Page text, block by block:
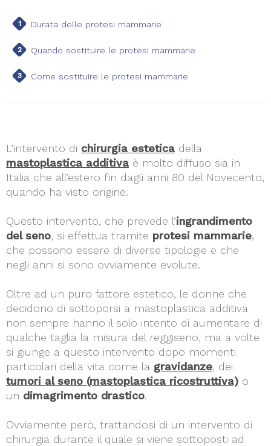
Durata delle protesi mammarie
Quando sostituire le protesi mammarie
Come sostituire le protesi mammarie
L’intervento di chirurgia estetica della
mastoplastica additiva è molto diffuso sia in
Italia che all’estero fin dagli anni 80 del Novecento,
quando ha visto origine.
Questo intervento, che prevede l’ingrandimento
del seno, si effettua tramite protesi mammarie,
che possono essere di diverse tipologie e che
negli anni si sono ovviamente evolute.
Oltre ad un puro fattore estetico, le donne che
decidono di sottoporsi a mastoplastica additiva
non sempre hanno il solo intento di aumentare di
qualche taglia la misura del reggiseno, ma a volte
si giunge a questo intervento dopo momenti
particolari della vita come la gravidanze, dei
tumori al seno (mastoplastica ricostruttiva) o
un dimagrimento drastico.
Ovviamente però, trattandosi di un intervento di
chirurgia durante il quale si viene sottoposti ad